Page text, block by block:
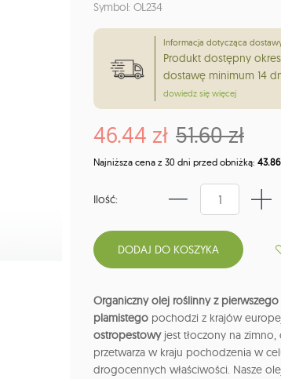
Symbol: OL234
Informacja dotycząca
Produkt dostępny
dostawę minimum 14
dowiedz się więcej
46.44 zł 51.60 zł
Najniższa cena z 30 dni przed obniżką: 43.86
Ilość:
Organiczny olej roślinny z
plamistego pochodzi z krajów
ostropestowyjest tłoczony na zimno,
przetwarza w kraju pochodzenia w
drogocennych właściwości. Nasze